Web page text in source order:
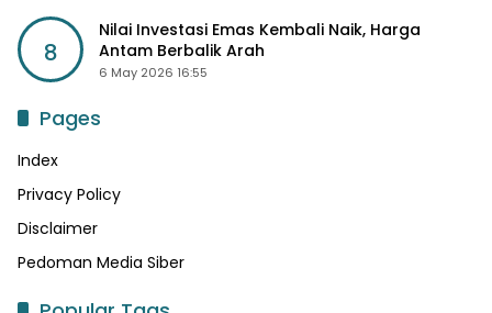
8
Nilai Investasi Emas Kembali Naik, Harga
Antam Berbalik Arah
6 May 2026 16:55
Pages
Index
Privacy Policy
Disclaimer
Pedoman Media Siber